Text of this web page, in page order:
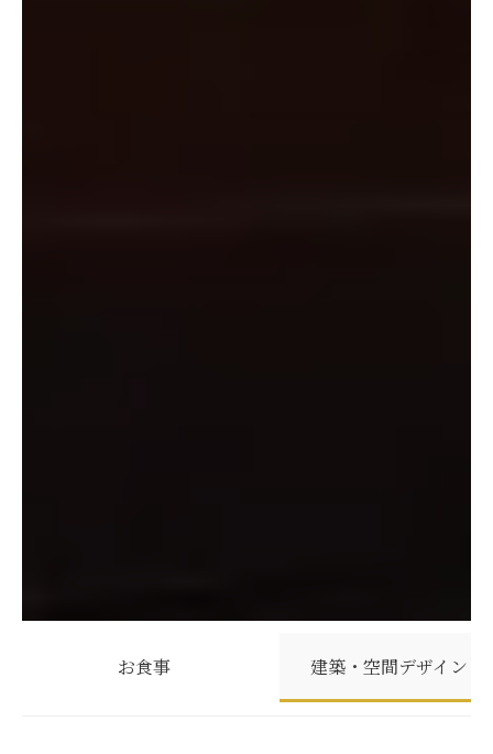
お食事 建築・空間デザイン